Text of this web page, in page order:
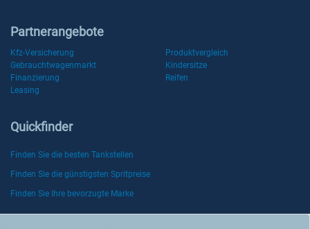
Partnerangebote
Kfz-Versicherung
Produktvergleich
Gebrauchtwagenmarkt
Kindersitze
Finanzierung
Reifen
Leasing
Quickfinder
Finden Sie die besten Tankstellen
Finden Sie die günstigsten Spritpreise
Finden Sie Ihre bevorzugte Marke